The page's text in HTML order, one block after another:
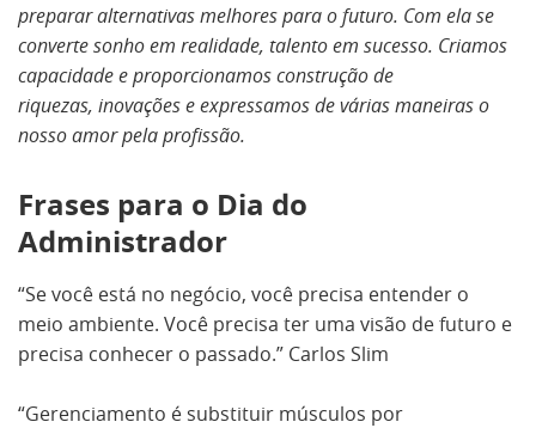
preparar alternativas melhores para o futuro. Com ela se
converte sonho em realidade, talento em sucesso. Criamos
capacidade e proporcionamos construção de
riquezas, inovações e expressamos de várias maneiras o
nosso amor pela profissão.
Frases para o Dia do
Administrador
“Se você está no negócio, você precisa entender o
meio ambiente. Você precisa ter uma visão de futuro e
precisa conhecer o passado.” Carlos Slim
“Gerenciamento é substituir músculos por